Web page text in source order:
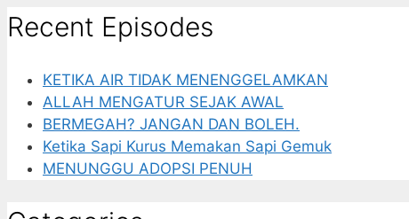
Recent Episodes
KETIKA AIR TIDAK MENENGGELAMKAN
ALLAH MENGATUR SEJAK AWAL
BERMEGAH? JANGAN DAN BOLEH.
Ketika Sapi Kurus Memakan Sapi Gemuk
MENUNGGU ADOPSI PENUH